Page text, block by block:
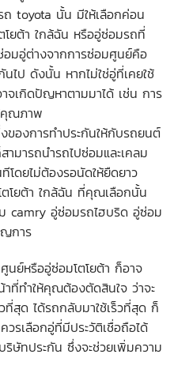
ถ toyota นั้น มีให้เลือกค่อน
ยต้า ใกล้ฉัน หรืออู่ซ่อมรถที่
มอู่ต่างจากการซ่อมศูนย์คือ
ไป ดังนั้น หากไม่ใช่อู่ที่เคยใช้
จเกิดปัญหาตามมาได้ เช่น การ
คุณภาพ
องการทำประกันให้กับรถยนต์
มารถนำรถไปซ่อมและเคลม
โดยไม่ต้องรอนัดให้ยืดยาว
โยต้า ใกล้ฉัน ที่คุณเลือกนั้น
camry อู่ซ่อมรถไฮบริด อู่ซ่อม
การ
นย์หรืออู่ซ่อมโตโยต้า ก็อาจ
ที่ทำให้คุณต้องตัดสินใจ ว่าจะ
ที่สุด ได้รถกลับมาใช้เร็วที่สุด ก็
วรเลือกอู่ที่มีประวัติเชื่อถือได้
ษัทประกัน ซึ่งจะช่วยเพิ่มความ